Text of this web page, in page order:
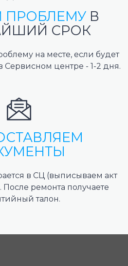
ПРОБЛЕМУ В
СРОК
на месте, если будет
Сервисном центре - 1-2 дня.
в СЦ (выписываем акт
ремонта получаете
талон.